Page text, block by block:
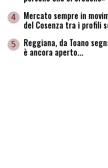
4 Mercato sempre in
del Cosenza tra i profili
5 Reggiana, da Toano
è ancora aperto...